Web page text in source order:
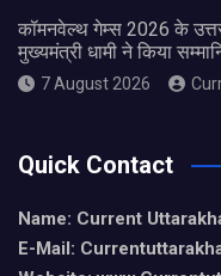
कॉमनवेल्थ गेम्स 2026 के
मुख्यमंत्री धामी ने किया
7 August 2026
Quick Contact
Name: Current
E-Mail: